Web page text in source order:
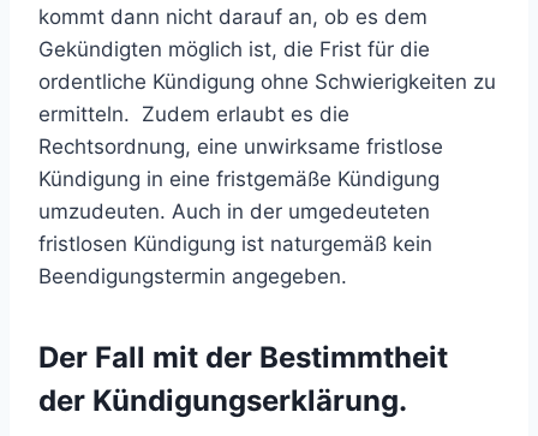
kommt dann nicht darauf an, ob es dem
Gekündigten möglich ist, die Frist für die
ordentliche Kündigung ohne Schwierigkeiten zu
ermitteln. Zudem erlaubt es die
Rechtsordnung, eine unwirksame fristlose
Kündigung in eine fristgemäße Kündigung
umzudeuten. Auch in der umgedeuteten
fristlosen Kündigung ist naturgemäß kein
Beendigungstermin angegeben.
Der Fall mit der Bestimmtheit
der Kündigungserklärung.